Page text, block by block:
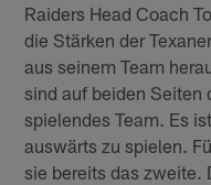
Raiders Head Coach
die Stärken der
aus seinem Team
sind auf beiden Seiten
spielendes Team. Es
auswärts zu spielen.
sie bereits das zweite.